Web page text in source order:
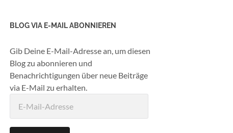
BLOG VIA E-MAIL ABONNIEREN
Gib Deine E-Mail-Adresse an, um diesen
Blog zu abonnieren und
Benachrichtigungen über neue Beiträge
via E-Mail zu erhalten.
Mail-